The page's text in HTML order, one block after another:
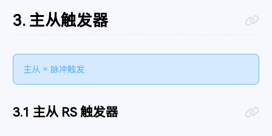
主从触发器
主从 = 脉冲触发
主从 RS 触发器